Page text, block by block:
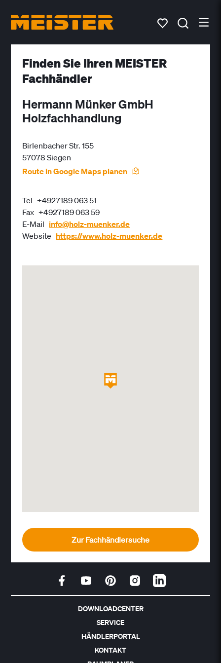
Finden Sie Ihren MEISTER
Fachhändler
Hermann Münker GmbH
Holzfachhandlung
Birlenbacher Str. 155
57078 Siegen
Route in Google Maps planen
Tel +4927189 063 51
Fax +4927189 063 59
E-Mail info@holz-muenker.de
Website https://www.holz-muenker.de
Zur Fachhändlersuche
DOWNLOADCENTER
SERVICE
HÄNDLERPORTAL
KONTAKT